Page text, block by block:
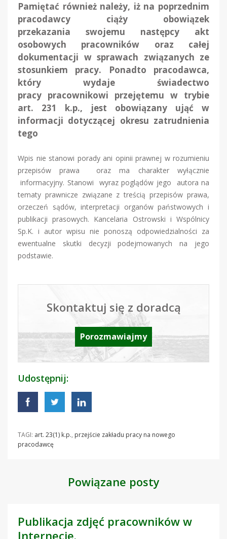
Pamiętać również należy, iż na poprzednim
pracodawcy ciąży obowiązek
przekazania swojemu następcy akt
osobowych pracowników oraz całej
dokumentacji w sprawach związanych ze
stosunkiem pracy. Ponadto pracodawca,
który wydaje świadectwo
pracy pracownikowi przejętemu w trybie
art. 231 k.p., jest obowiązany ująć w
informacji dotyczącej okresu zatrudnienia
tego
Wpis nie stanowi porady ani opinii prawnej w rozumieniu
przepisów prawa oraz ma charakter wyłącznie
informacyjny. Stanowi wyraz poglądów jego autora na
tematy prawnicze związane z treścią przepisów prawa,
orzeczeń sądów, interpretacji organów państwowych i
publikacji prasowych. Kancelaria Ostrowski i Wspólnicy
Sp.K. i autor wpisu nie ponoszą odpowiedzialności za
ewentualne skutki decyzji podejmowanych na jego
podstawie.
Skontaktuj się z doradcą
Porozmawiajmy
Udostępnij:
TAGI: art. 23(1) k.p., przejście zakładu pracy na nowego
pracodawcę
Powiązane posty
Publikacja zdjęć pracowników w
Internecie.